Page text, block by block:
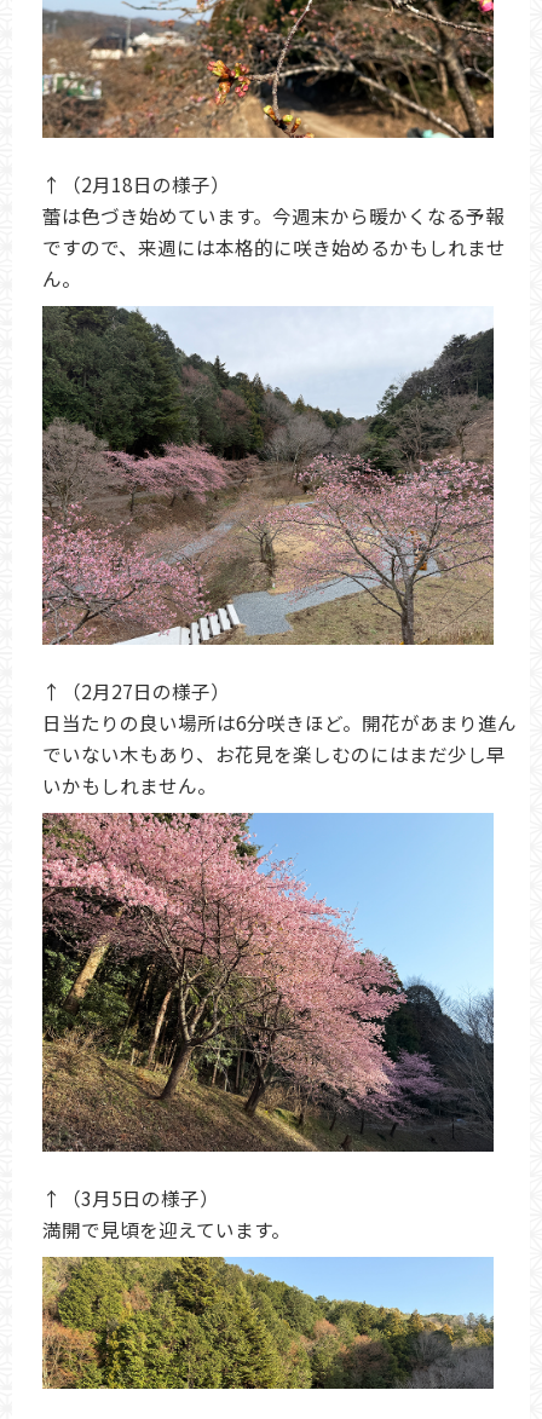
↑（2月18日の様子）
蕾は色づき始めています。今週末から暖かくなる予報
ですので、来週には本格的に咲き始めるかもしれませ
ん。
↑（2月27日の様子）
日当たりの良い場所は6分咲きほど。開花があまり進ん
でいない木もあり、お花見を楽しむのにはまだ少し早
いかもしれません。
↑（3月5日の様子）
満開で見頃を迎えています。